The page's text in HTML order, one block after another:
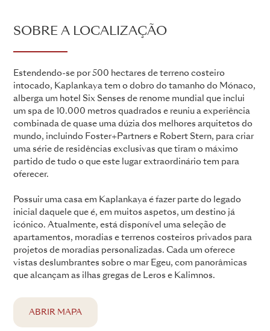
SOBRE A LOCALIZAÇÃO
Estendendo-se por 500 hectares de terreno costeiro
intocado, Kaplankaya tem o dobro do tamanho do Mónaco,
alberga um hotel Six Senses de renome mundial que inclui
um spa de 10.000 metros quadrados e reuniu a experiência
combinada de quase uma dúzia dos melhores arquitetos do
mundo, incluindo Foster+Partners e Robert Stern, para criar
uma série de residências exclusivas que tiram o máximo
partido de tudo o que este lugar extraordinário tem para
oferecer.
Possuir uma casa em Kaplankaya é fazer parte do legado
inicial daquele que é, em muitos aspetos, um destino já
icónico. Atualmente, está disponível uma seleção de
apartamentos, moradias e terrenos costeiros privados para
projetos de moradias personalizadas. Cada um oferece
vistas deslumbrantes sobre o mar Egeu, com panorâmicas
que alcançam as ilhas gregas de Leros e Kalimnos.
ABRIR MAPA